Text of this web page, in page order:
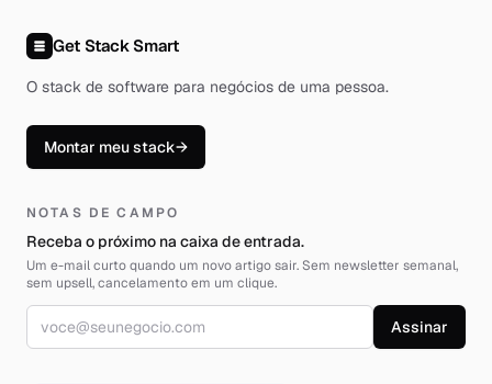
Get Stack Smart
O stack de software para negócios de uma pessoa.
Montar meu stack→
NOTAS DE CAMPO
Receba o próximo na caixa de entrada.
Um e-mail curto quando um novo artigo sair. Sem newsletter semanal,
sem upsell, cancelamento em um clique.
Endereço de e-mail Assinar